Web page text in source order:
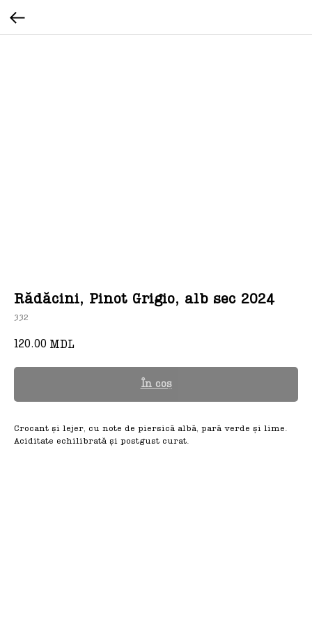
Rădăcini, Pinot Grigio, alb sec 2024
332
120.00 MDL
În coș
Crocant și lejer, cu note de piersică albă, pară verde și lime.
Aciditate echilibrată și postgust curat.